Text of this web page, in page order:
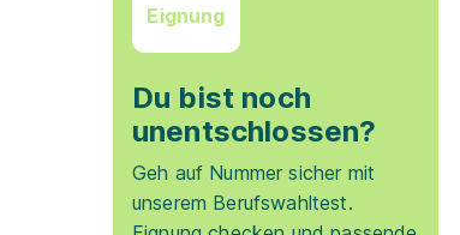
Eignung
Du bist noch
unentschlossen?
Geh auf Nummer sicher mit
unserem Berufswahltest.